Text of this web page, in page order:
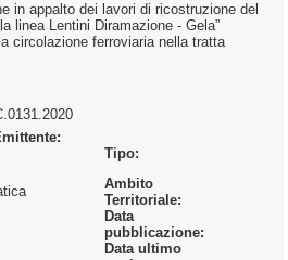
in appalto dei lavori di ricostruzione del
linea Lentini Diramazione - Gela”
circolazione ferroviaria nella tratta
Tipo:
Ambito
Territoriale:
Data
pubblicazione:
Data ultimo